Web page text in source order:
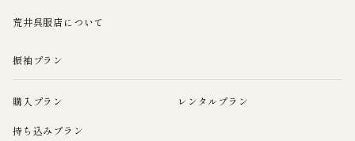
荒井呉服店について
振袖プラン
購入プラン レンタルプラン
持ち込みプラン